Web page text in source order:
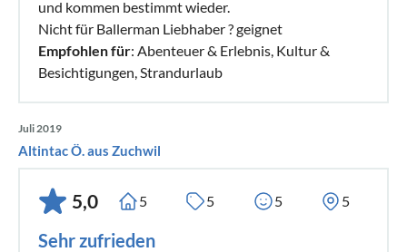
und kommen bestimmt wieder.
Nicht für Ballerman Liebhaber ? geignet
Empfohlen für: Abenteuer & Erlebnis, Kultur &
Besichtigungen, Strandurlaub
Juli 2019
Altintac Ö. aus Zuchwil
5,0 5 5 5 5
Sehr zufrieden